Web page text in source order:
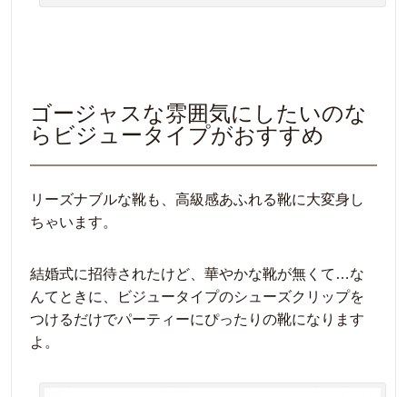
ゴージャスな雰囲気にしたいのな
らビジュータイプがおすすめ
リーズナブルな靴も、高級感あふれる靴に大変身し
ちゃいます。
結婚式に招待されたけど、華やかな靴が無くて…な
んてときに、ビジュータイプのシューズクリップを
つけるだけでパーティーにぴったりの靴になります
よ。